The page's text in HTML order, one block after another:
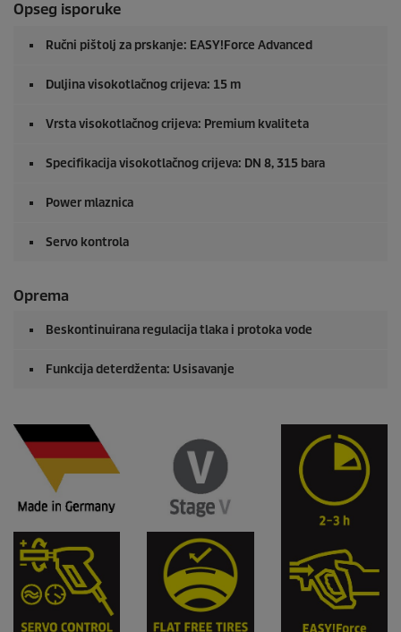
Opseg isporuke
Ručni pištolj za prskanje: EASY!Force Advanced
Duljina visokotlačnog crijeva: 15 m
Vrsta visokotlačnog crijeva: Premium kvaliteta
Specifikacija visokotlačnog crijeva: DN 8, 315 bara
Power mlaznica
Servo kontrola
Oprema
Beskontinuirana regulacija tlaka i protoka vode
Funkcija deterdženta: Usisavanje